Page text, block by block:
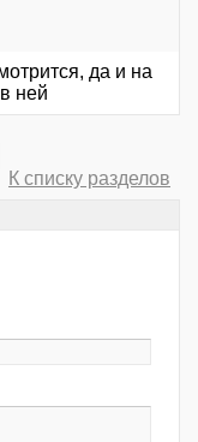
да и на
ней
К списку разделов